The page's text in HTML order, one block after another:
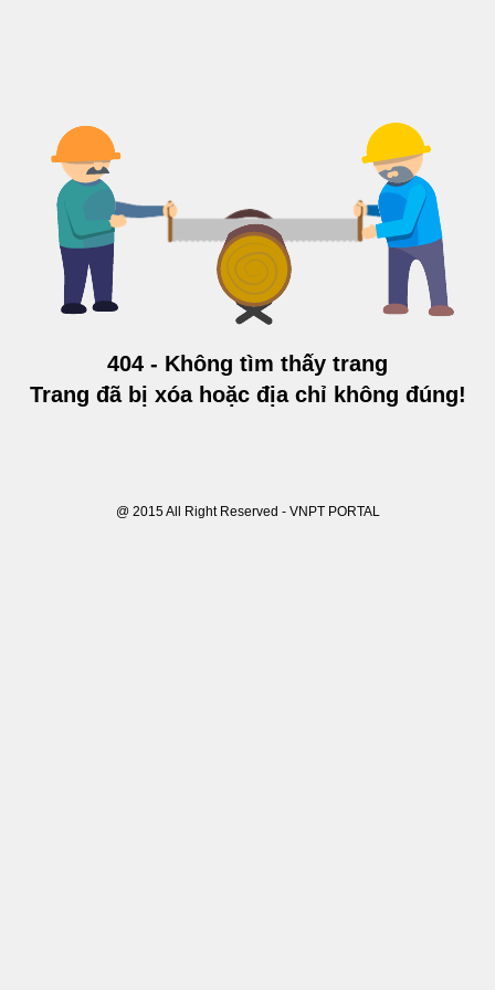
404 - Không tìm thấy trang
Trang đã bị xóa hoặc địa chỉ không đúng!
@ 2015 All Right Reserved - VNPT PORTAL